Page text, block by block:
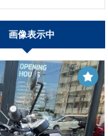
画像表示中